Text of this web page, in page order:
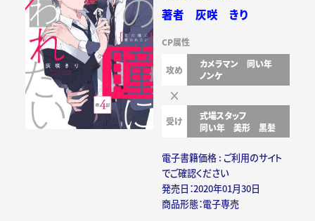
著者 灰咲 きり
CP属性
攻め カメラマン
同い年
ノンケ
受け
式場スタッフ
同い年
美形 黒髪
電子書籍価格 : ご利用のサイト
でご確認ください
発売日：2020年01月30日
商品形態：電子専売